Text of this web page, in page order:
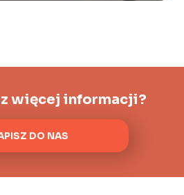
więcej informacji?
DO NAS